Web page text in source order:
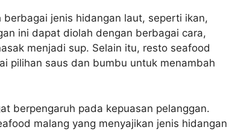
jenis hidangan laut, seperti ikan,
ini dapat diolah dengan berbagai cara,
menjadi sup. Selain itu, resto seafood
pilihan saus dan bumbu untuk menambah
berpengaruh pada kepuasan pelanggan.
malang yang menyajikan jenis hidangan